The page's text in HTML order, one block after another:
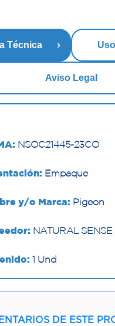
Técnica
Aviso Legal
NSOC21445-23CO
Empaque
y/o Marca: Pigeon
NATURAL SENSE
1 Und
1296531 DE ESTE